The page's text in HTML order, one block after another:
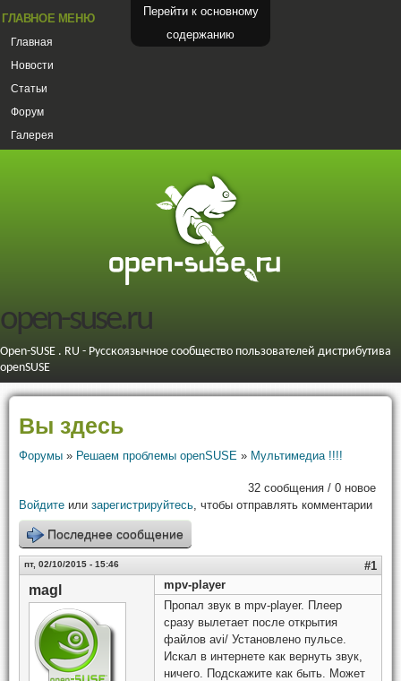
Перейти к основному
содержанию
ГЛАВНОЕ МЕНЮ
Главная
Новости
Статьи
Форум
Галерея
open-suse.ru
Open-SUSE . RU - Русскоязычное сообщество пользователей дистрибутива
openSUSE
Вы здесь
Форумы » Решаем проблемы openSUSE » Мультимедиа !!!!
32 сообщения / 0 новое
Войдите или зарегистрируйтесь, чтобы отправлять комментарии
Последнее сообщение
пт, 02/10/2015 - 15:46 #1
magl
mpv-player
Пропал звук в mpv-player. Плеер
сразу вылетает после открытия
файлов avi/ Установлено пульсе.
Искал в интернете как вернуть звук,
ничего. Подскажите как быть. Может